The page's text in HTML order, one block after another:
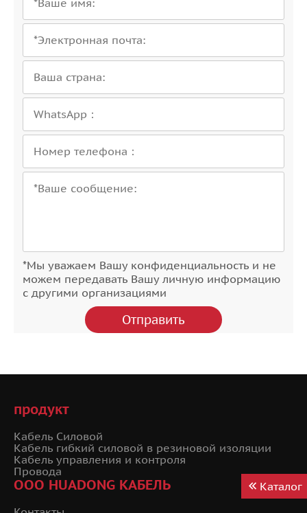
5х0,5
5х1,5
61х1,5
7х0,5
*Мы уважаем Вашу конфиденциальность и не
можем передавать Вашу личную информацию
с другими организациями
Каталог
продукт
Кабель Силовой
Кабель гибкий силовой в резиновой изоляции
Кабель управления и контроля
Провода
ООО HUADONG КАБЕЛЬ